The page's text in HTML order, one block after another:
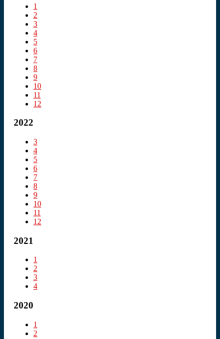
1
2
3
4
5
6
7
8
9
10
11
12
2022
3
4
5
6
7
8
9
10
11
12
2021
1
2
3
4
2020
1
2